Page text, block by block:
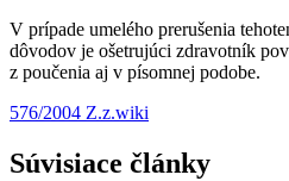
V prípade umelého prerušenia
dôvodov je ošetrujúci zdravotník
z poučenia aj v písomnej podobe.
576/2004 Z.z.wiki
Súvisiace články